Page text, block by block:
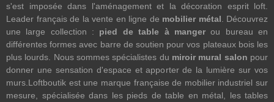
s'est imposée dans l'aménagement et la décoration esprit loft.
Leader français de la vente en ligne de mobilier métal . Découvrez
une large collection : pied de table à mangerou bureau en
différentes formes avec barre de soutien pour vos plateaux bois les
plus lourds. Nous sommes spécialistes du miroir mural salon pour
donner une sensation d'espace et apporter de la lumière sur vos
murs.Loftboutik est une marque française de mobilier industriel sur
mesure, spécialisée dans les pieds de table en métal, les tables